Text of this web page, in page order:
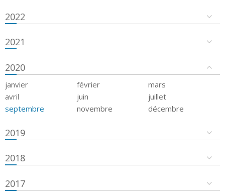
2022
2021
2020
janvier février
mars
avril
juin
juillet
septembre
novembre décembre
2019
2018
2017